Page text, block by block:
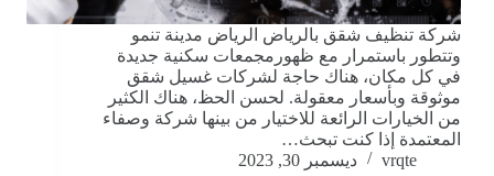
شركة تنظيف شقق بالرياض الرياض مدينة تنمو
وتتطور باستمرار مع ظهورمجمعات سكنية جديدة
في كل مكان، هناك حاجة لشركات غسيل شقق
موثوقة وبأسعار معقولة. لحسن الحظ، هناك الكثير
من الخيارات الرائعة للاختيار من بينها شركة وصفاء
المعتمدة إذا كنت تبحث…
vrqte
ديسمبر 30, 2023